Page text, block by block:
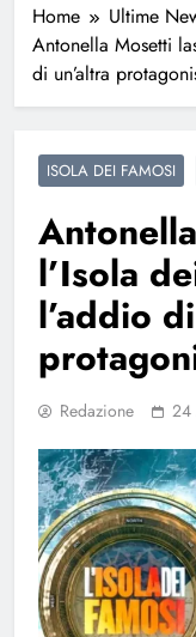
Home
Ultime
Antonella Mosetti
di un’altra
ISOLA DEI FAMOSI
l’Isola
l’addio
Redazione 24